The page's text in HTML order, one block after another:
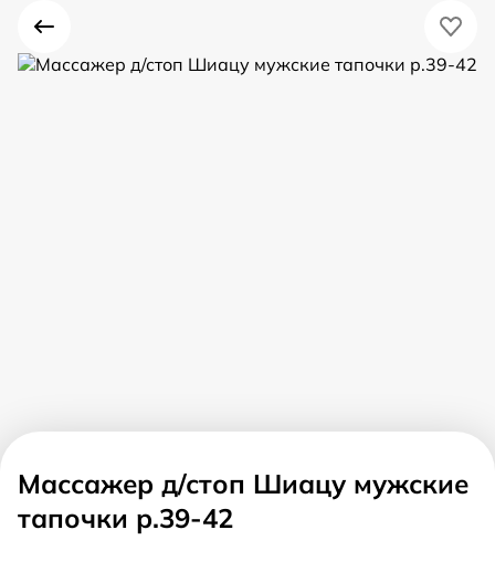
Массажер д/стоп Шиацу мужские
тапочки р.39-42